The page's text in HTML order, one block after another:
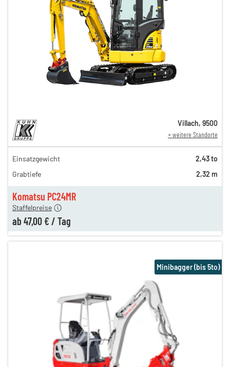
Komatsu PC24MR
144,00 €
93,00 €
Staffelpreise
ab 47,00 € / Tag
Villach, 9500
+ weitere Standorte
Einsatzgewicht
2,43 to
Grabtiefe
2,32 m
Minibagger (bis 5to)